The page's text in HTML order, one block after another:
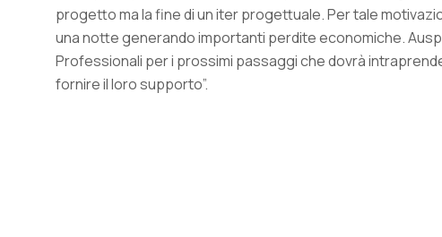
progetto ma la fine di un iter progettuale. Per tale
una notte generando importanti perdite economiche.
Professionali per i prossimi passaggi che dovrà
fornire il loro supporto”.